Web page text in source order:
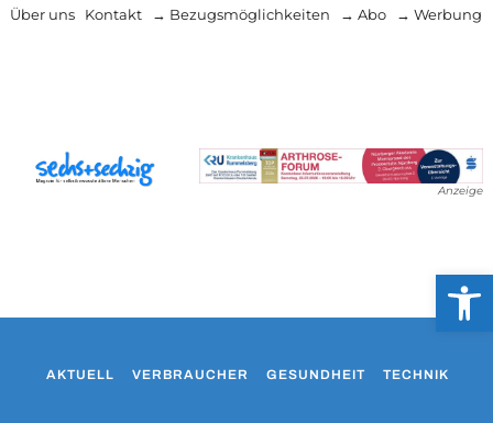
Über uns Kontakt → Bezugsmöglichkeiten → Abo → Werbung
Anzeige
AKTUELL VERBRAUCHER GESUNDHEIT TECHNIK